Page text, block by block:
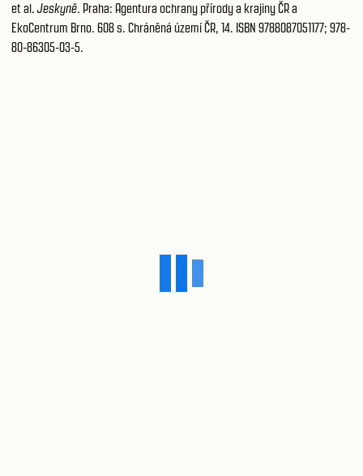
et al.Jeskyně. Praha: Agentura ochrany přírody a krajiny ČR a
EkoCentrum Brno. 608 s. Chráněná území ČR, 14. ISBN 9788087051177; 978-
80-86305-03-5.